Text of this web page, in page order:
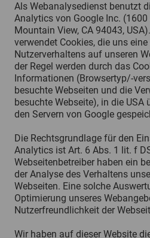
Als Webanalysedienst benutzt
Analytics von Google Inc.
Mountain View, CA 94043,
verwendet Cookies, die uns
Nutzerverhaltens auf unseren
der Regel werden durch das
Informationen (Browsertyp/-
besuchte Webseiten und die
besuchte Webseite), in die
den Servern von Google
Die Rechtsgrundlage für den
Analytics ist Art. 6 Abs. 1 lit. f
Webseitenbetreiber haben ein
der Analyse des Verhaltens
Webseiten. Eine solche
Optimierung unseres
Nutzerfreundlichkeit der
Wir haben auf dieser Website